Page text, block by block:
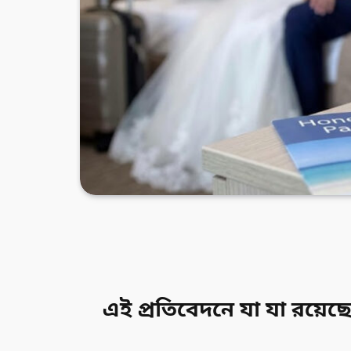
এই প্রতিবেদনে যা যা